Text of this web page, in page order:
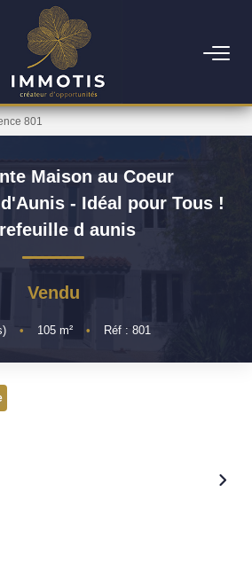
ESTIMER
ACHETER
Nos Services
INVESTIR
D'investissement
801
Maison au Coeur
- Idéal pour Tous !
d aunis
Vendu
• 105 m² • Réf : 801